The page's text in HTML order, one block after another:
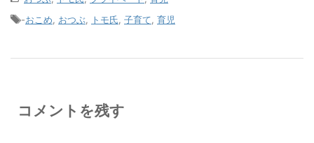
-おこめ おつぶ トモ氏 子育て 育児
コメントを残す